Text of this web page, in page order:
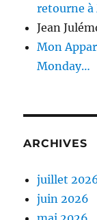
retourne à
Jean
Mon
Monday…
ARCHIVES
juillet
juin 2026